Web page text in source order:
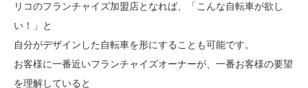
リコのフランチャイズ加盟店となれば、「こんな自転車が欲し
い！」と
自分がデザインした自転車を形にすることも可能です。
お客様に一番近いフランチャイズオーナーが、一番お客様の要望
を理解していると